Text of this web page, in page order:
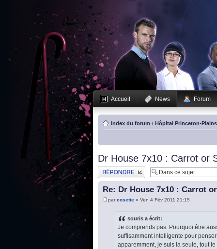
Accueil News Forum
Index du forum ‹ Hôpital Princeton-
Dr House 7x10 : Carrot or
Publier une réponse
Re: Dr House 7x10 : Carrot
parcosette » Ven 4 Fév 2011 21:15
souris a écrit:
Je comprends pas. Pourquoi être
suffisamment intelligente pour
apparemment, je suis la seule, tout